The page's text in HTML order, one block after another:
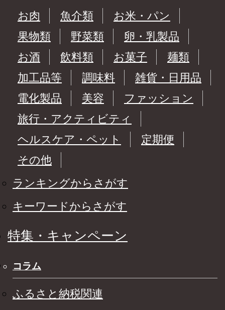
お肉
魚介類
お米・パン
果物類
野菜類
卵・乳製品
お酒
飲料類 お菓子
麺類
加工品等
調味料
雑貨・日用品
電化製品
美容
ファッション
旅行・アクティビティ
ヘルスケア・ペット
定期便
その他
ランキングからさがす
キーワードからさがす
特集・キャンペーン
コラム
ふるさと納税関連